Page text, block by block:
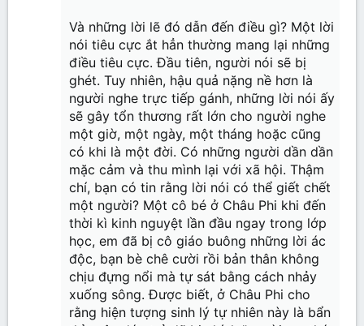
Và những lời lẽ đó dẫn đến điều gì? Một lời
nói tiêu cực ắt hẳn thường mang lại những
điều tiêu cực. Đầu tiên, người nói sẽ bị
ghét. Tuy nhiên, hậu quả nặng nề hơn là
người nghe trực tiếp gánh, những lời nói ấy
sẽ gây tổn thương rất lớn cho người nghe
một giờ, một ngày, một tháng hoặc cũng
có khi là một đời. Có những người dần dần
mặc cảm và thu mình lại với xã hội. Thậm
chí, bạn có tin rằng lời nói có thể giết chết
một người? Một cô bé ở Châu Phi khi đến
thời kì kinh nguyệt lần đầu ngay trong lớp
học, em đã bị cô giáo buông những lời ác
độc, bạn bè chê cười rồi bản thân không
chịu đựng nổi mà tự sát bằng cách nhảy
xuống sông. Được biết, ở Châu Phi cho
rằng hiện tượng sinh lý tự nhiên này là bẩn